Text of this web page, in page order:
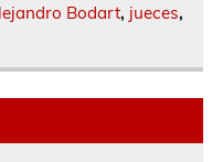
Bodart, jueces,